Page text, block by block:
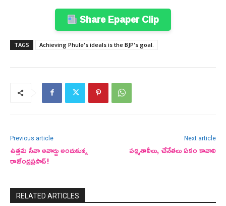
Share Epaper Clip
TAGS Achieving Phule's ideals is the BJP's goal.
Previous article
ఉత్తమ సేవా అవార్డు అందుకున్న
రాజేంద్రప్రసాద్!
Next article
పద్మశాలీలు, చేనేతలు ఏకం కావాలి
RELATED ARTICLES